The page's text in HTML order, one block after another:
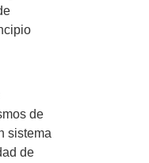
de
sistema
de